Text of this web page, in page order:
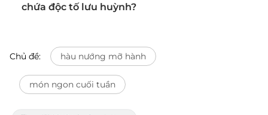
chứa độc tố lưu huỳnh?
Chủ đề: hàu nướng mỡ hành
món ngon cuối tuần